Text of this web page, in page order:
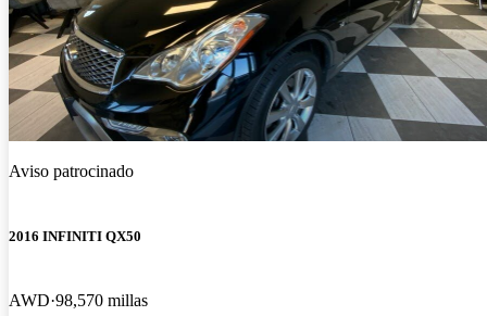
Aviso patrocinado
2016 INFINITI QX50
AWD 98,570 millas